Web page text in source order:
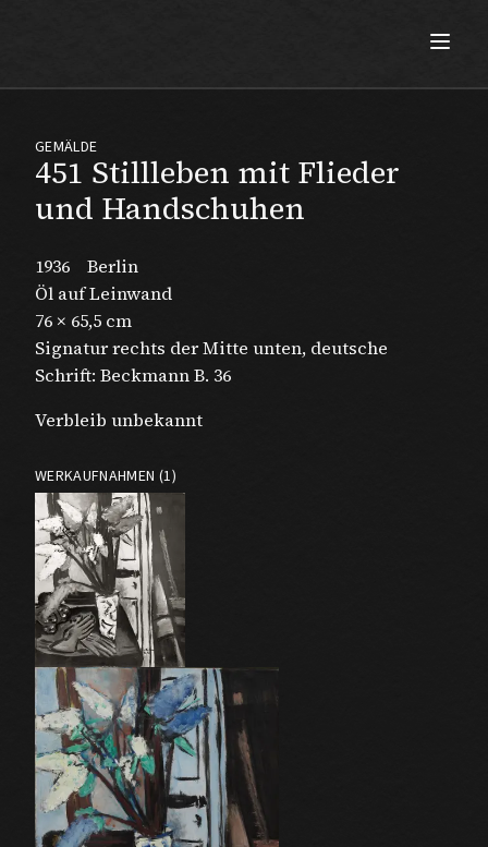
451 Stillleben mit Flieder
und Handschuhen
GEMÄLDE
1936
Berlin
Öl auf Leinwand
76 × 65,5 cm
Signatur rechts der Mitte unten, deutsche
Schrift: Beckmann B. 36
Verbleib unbekannt
WERKAUFNAHMEN (1)